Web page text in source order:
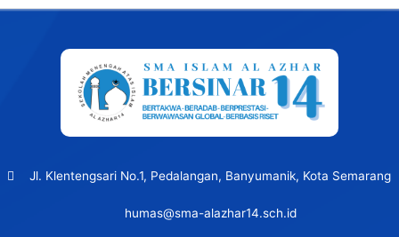
Jl. Klentengsari No.1, Pedalangan, Banyumanik, Kota Semarang
humas@sma-alazhar14.sch.id